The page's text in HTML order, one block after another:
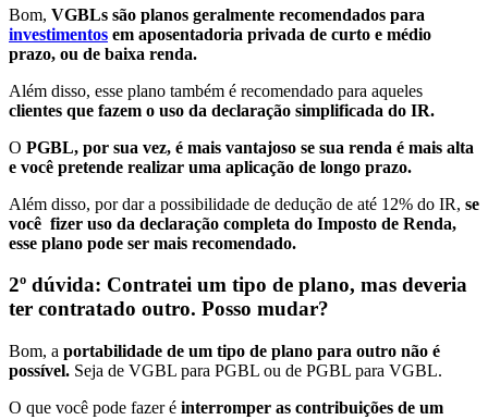
Bom, VGBLs são planos geralmente recomendados para
investimentos em aposentadoria privada de curto e médio
prazo, ou de baixa renda.
Além disso, esse plano também é recomendado para aqueles
clientes que fazem o uso da declaração simplificada do IR.
O PGBL, por sua vez, é mais vantajoso se sua renda é mais alta
e você pretende realizar uma aplicação de longo prazo.
Além disso, por dar a possibilidade de dedução de até 12% do IR, se
você fizer uso da declaração completa do Imposto de Renda,
esse plano pode ser mais recomendado.
2º dúvida: Contratei um tipo de plano, mas deveria
ter contratado outro. Posso mudar?
Bom, a portabilidade de um tipo de plano para outro não é
possível. Seja de VGBL para PGBL ou de PGBL para VGBL.
O que você pode fazer é interromper as contribuições de um